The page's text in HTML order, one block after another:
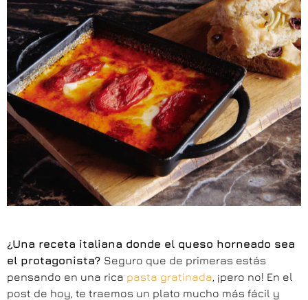
¿Una receta italiana donde el queso horneado sea
el protagonista? Seguro que de primeras estás
pensando en una rica pasta gratinada, ¡pero no! En el
post de hoy, te traemos un plato mucho más fácil y